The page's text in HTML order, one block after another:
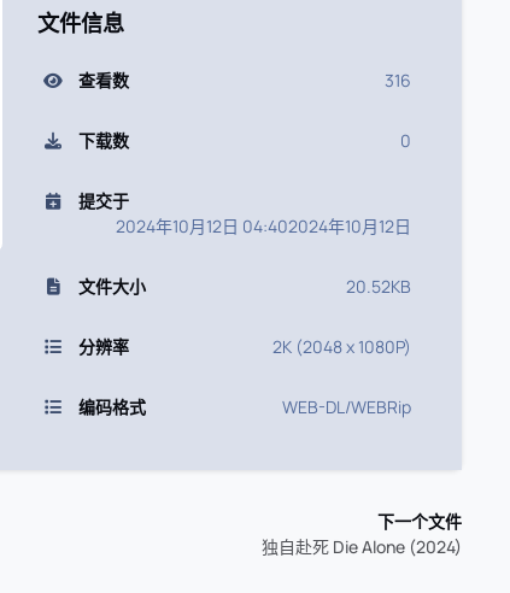
文件信息
查看数 316
下载数 0
提交于
2024年10月12日 04:402024年10月12日
文件大小 20.52KB
分辨率 2K (2048 x 1080P)
编码格式 WEB-DL/WEBRip
下一个文件
独自赴死 Die Alone (2024)